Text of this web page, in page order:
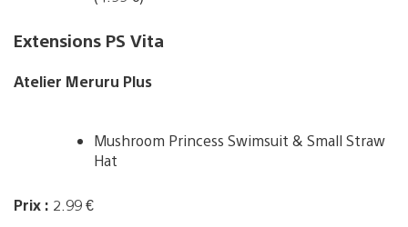
Extensions PS Vita
Atelier Meruru Plus
Mushroom Princess Swimsuit & Small Straw
Hat
Prix : 2.99 €